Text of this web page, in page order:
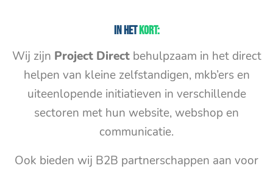
In hetkort:
Wij zijn Project Direct behulpzaam in het direct
helpen van kleine zelfstandigen, mkb’ers en
uiteenlopende initiatieven in verschillende
sectoren met hun website, webshop en
communicatie.
Ook bieden wij B2B partnerschappen aan voor